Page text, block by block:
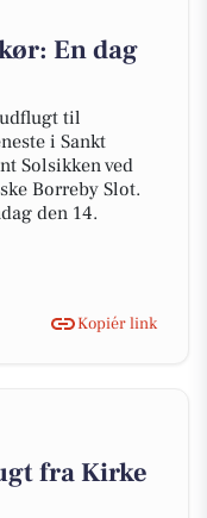
En dag
til
i Sankt
Solsikken ved
Borreby Slot.
den 14.
Kopiér link
fra Kirke